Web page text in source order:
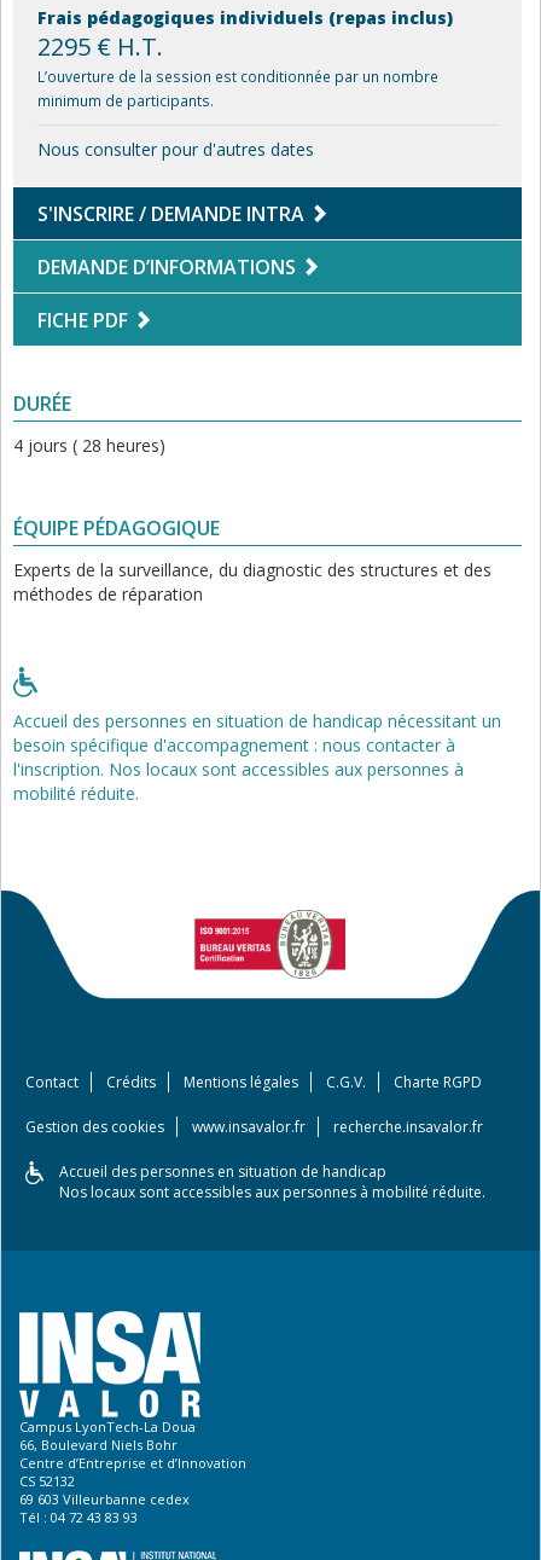
Frais pédagogiques individuels (repas inclus)
2295 € H.T.
L’ouverture de la session est conditionnée par un nombre
minimum de participants.
Nous consulter pour d'autres dates
S'INSCRIRE / DEMANDE INTRA
DEMANDE D’INFORMATIONS
FICHE PDF
DURÉE
4 jours ( 28 heures)
ÉQUIPE PÉDAGOGIQUE
Experts de la surveillance, du diagnostic des structures et des
méthodes de réparation
Accueil des personnes en situation de handicap nécessitant un
besoin spécifique d'accompagnement : nous contacter à
l'inscription. Nos locaux sont accessibles aux personnes à
mobilité réduite.
Contact Crédits Mentions légales C.G.V. Charte RGPD
Gestion des cookies www.insavalor.fr recherche.insavalor.fr
Accueil des personnes en situation de handicap
Nos locaux sont accessibles aux personnes à mobilité réduite.
Campus LyonTech-La Doua
66, Boulevard Niels Bohr
Centre d’Entreprise et d’Innovation
CS 52132
69 603 Villeurbanne cedex
Tél : 04 72 43 83 93